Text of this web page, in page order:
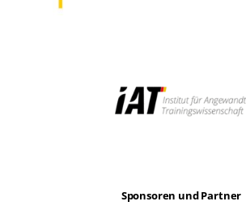
Sponsoren und Partner